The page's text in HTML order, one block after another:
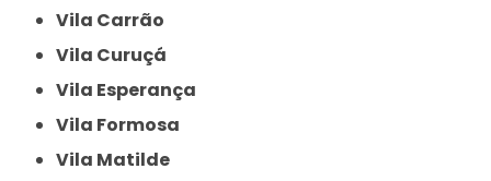
Vila Carrão
Vila Curuçá
Vila Esperança
Vila Formosa
Vila Matilde